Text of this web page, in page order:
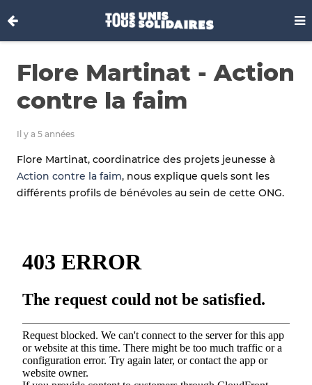
Flore Martinat - Action
contre la faim
Il y a 5 années
Flore Martinat, coordinatrice des projets jeunesse à
Action contre la faim, nous explique quels sont les
différents profils de bénévoles au sein de cette ONG.